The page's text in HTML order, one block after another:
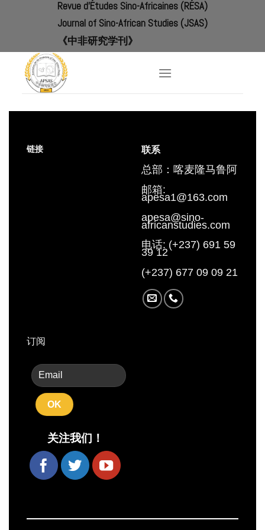
Revue d'Études Sino-Africaines (RÉSA)
Journal of Sino-African Studies (JSAS)
《中非研究学刊》
链接 联系
总部：喀麦隆马鲁阿
邮箱:
apesa1@163.com
apesa@sino-
africanstudies.com
电话: (+237) 691 59
39 12
(+237) 677 09 09 21
订阅
关注我们！